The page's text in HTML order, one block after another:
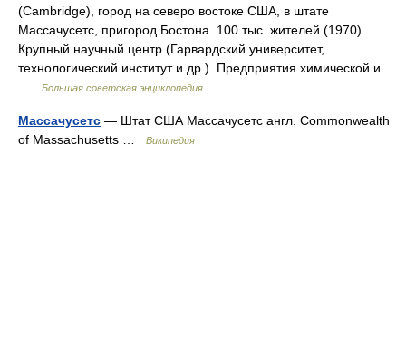
(Cambridge), город на северо востоке США, в штате
Массачусетс, пригород Бостона. 100 тыс. жителей (1970).
Крупный научный центр (Гарвардский университет,
технологический институт и др.). Предприятия химической и…
Большая советская энциклопедия
Массачусетс — Штат США Массачусетс англ. Commonwealth
of Massachusetts …
Википедия